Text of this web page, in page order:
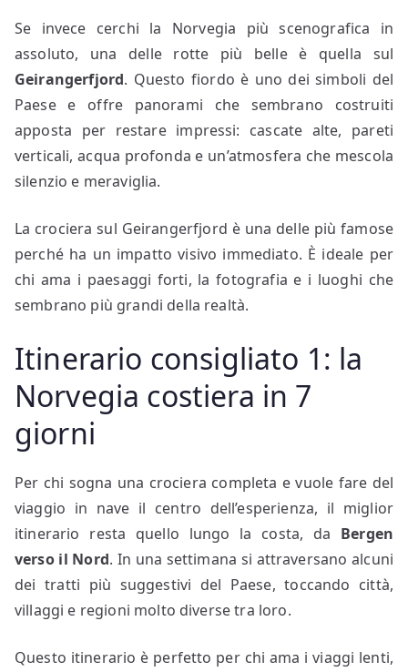
Se invece cerchi la Norvegia più scenografica in
assoluto, una delle rotte più belle è quella sul
Geirangerfjord. Questo fiordo è uno dei simboli del
Paese e offre panorami che sembrano costruiti
apposta per restare impressi: cascate alte, pareti
verticali, acqua profonda e un’atmosfera che mescola
silenzio e meraviglia.
La crociera sul Geirangerfjord è una delle più famose
perché ha un impatto visivo immediato. È ideale per
chi ama i paesaggi forti, la fotografia e i luoghi che
sembrano più grandi della realtà.
Itinerario consigliato 1: la
Norvegia costiera in 7
giorni
Per chi sogna una crociera completa e vuole fare del
viaggio in nave il centro dell’esperienza, il miglior
itinerario resta quello lungo la costa, da Bergen
verso il Nord. In una settimana si attraversano alcuni
dei tratti più suggestivi del Paese, toccando città,
villaggi e regioni molto diverse tra loro.
Questo itinerario è perfetto per chi ama i viaggi lenti,